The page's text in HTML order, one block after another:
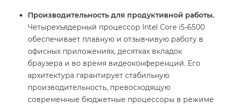
Производительность для продуктивной работы.
Четырехъядерный процессор Intel Core i5-6500
обеспечивает плавную и отзывчивую работу в
офисных приложениях, десятках вкладок
браузера и во время видеоконференций. Его
архитектура гарантирует стабильную
производительность, превосходящую
современные бюджетные процессоры в режиме